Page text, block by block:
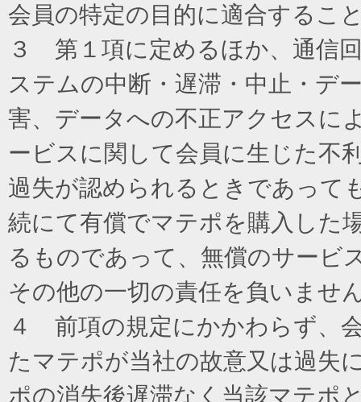
会員の特定の目的に適合するこ
３ 第１項に定めるほか、通信
ステムの中断・遅滞・中止・デ
害、データへの不正アクセスに
ービスに関して会員に生じた不
過失が認められるときであって
続にて有償でマテポを購入した
るものであって、無償のサービ
その他の一切の責任を負いませ
４ 前項の規定にかかわらず、
たマテポが当社の故意又は過失
ポの消失後遅滞なく当該マテポ